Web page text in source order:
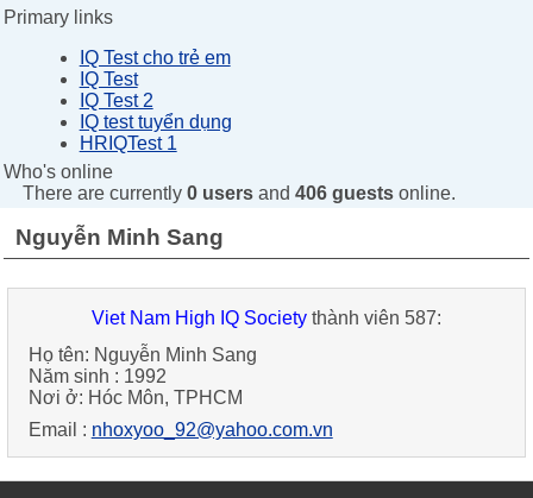
Primary links
IQ Test cho trẻ em
IQ Test
IQ Test 2
IQ test tuyển dụng
HRIQTest 1
Who's online
There are currently 0 usersand 406 guestsonline.
Nguyễn Minh Sang
Viet Nam High IQ Societythành viên 587:
Họ tên: Nguyễn Minh Sang
Năm sinh : 1992
Nơi ở: Hóc Môn, TPHCM
Email : nhoxyoo_92@yahoo.com.vn